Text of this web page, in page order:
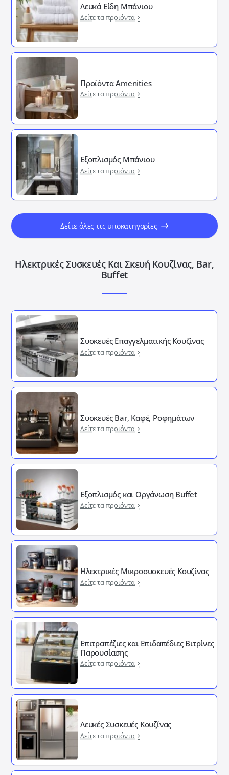
Λευκά Είδη Μπάνιου
Δείτε τα προιόντα
Προϊόντα Amenities
Δείτε τα προιόντα
Εξοπλισμός Μπάνιου
Δείτε τα προιόντα
Δείτε όλες τις υποκατηγορίες
Ηλεκτρικές Συσκευές Και Σκευή Κουζίνας, Bar,
Buffet
Συσκευές Επαγγελματικής Κουζίνας
Δείτε τα προιόντα
Συσκευές Bar, Καφέ, Ροφημάτων
Δείτε τα προιόντα
Εξοπλισμός και Οργάνωση Buffet
Δείτε τα προιόντα
Ηλεκτρικές Μικροσυσκευές Κουζίνας
Δείτε τα προιόντα
Επιτραπέζιες και Επιδαπέδιες Βιτρίνες
Παρουσίασης
Δείτε τα προιόντα
Λευκές Συσκευές Κουζίνας
Δείτε τα προιόντα